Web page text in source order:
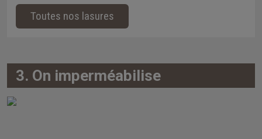
Toutes nos lasures
3. On imperméabilise